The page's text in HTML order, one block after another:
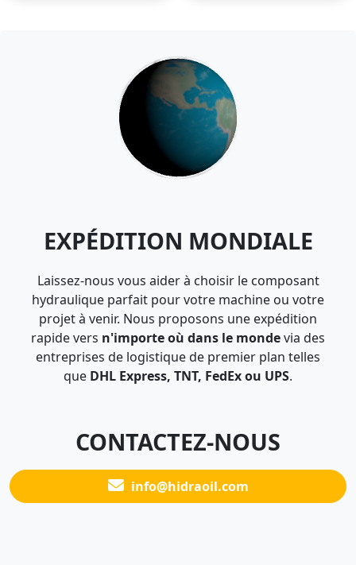
EXPÉDITION MONDIALE
Laissez-nous vous aider à choisir le composant
hydraulique parfait pour votre machine ou votre
projet à venir. Nous proposons une expédition
rapide vers n'importe où dans le mondevia des
entreprises de logistique de premier plan telles
que DHL Express, TNT, FedEx ou UPS.
CONTACTEZ-NOUS
info@hidraoil.com